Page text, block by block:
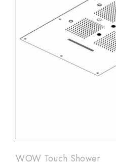
WOW Touch Shower